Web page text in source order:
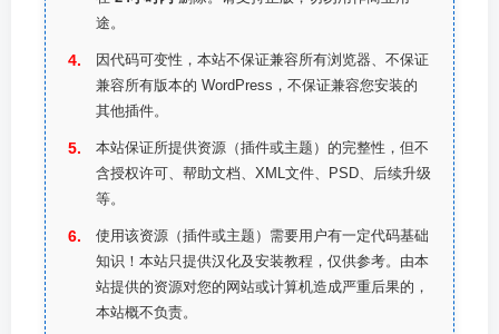
途。
因代码可变性，本站不保证兼容所有浏览器、不保证
兼容所有版本的 WordPress，不保证兼容您安装的
其他插件。
本站保证所提供资源（插件或主题）的完整性，但不
含授权许可、帮助文档、XML文件、PSD、后续升级
等。
使用该资源（插件或主题）需要用户有一定代码基础
知识！本站只提供汉化及安装教程，仅供参考。由本
站提供的资源对您的网站或计算机造成严重后果的，
本站概不负责。